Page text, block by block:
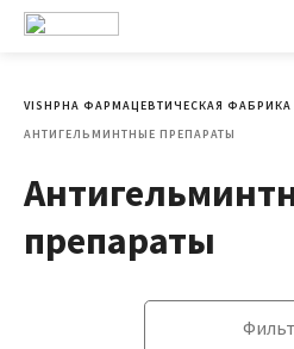
VISHPHA ФАРМАЦЕВТИЧЕСКАЯ ФАБРИКА
АНТИГЕЛЬМИНТНЫЕ ПРЕПАРАТЫ
препараты